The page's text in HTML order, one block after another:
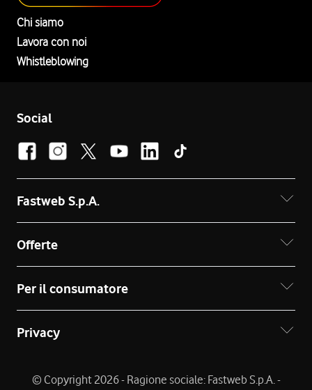
Chi siamo
Lavora con noi
Whistleblowing
Social
Fastweb S.p.A.
Offerte
Per il consumatore
Privacy
© Copyright 2026 - Ragione sociale: Fastweb S.p.A. -